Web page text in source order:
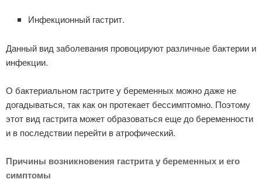
Инфекционный гастрит.
Данный вид заболевания провоцируют различные бактерии и
инфекции.
О бактериальном гастрите у беременных можно даже не
догадываться, так как он протекает бессимптомно. Поэтому
этот вид гастрита может образоваться еще до беременности
и в последствии перейти в атрофический.
Причины возникновения гастрита у беременных и его
симптомы